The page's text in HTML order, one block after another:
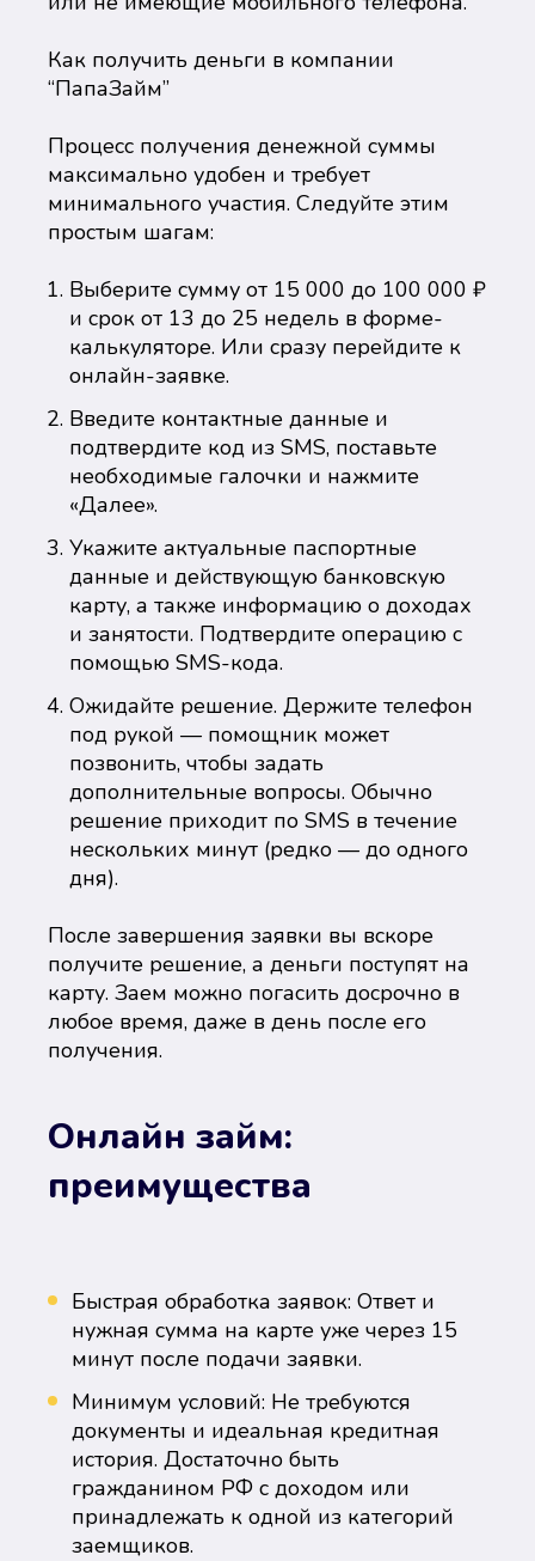
Как получить деньги в компании
“ПапаЗайм”
Процесс получения денежной суммы
максимально удобен и требует
минимального участия. Следуйте этим
простым шагам:
Выберите сумму от 15 000 до 100 000 ₽
и срок от 13 до 25 недель в форме-
калькуляторе. Или сразу перейдите к
онлайн-заявке.
Введите контактные данные и
подтвердите код из SMS, поставьте
необходимые галочки и нажмите
«Далее».
Укажите актуальные паспортные
данные и действующую банковскую
карту, а также информацию о доходах
и занятости. Подтвердите операцию с
помощью SMS-кода.
Ожидайте решение. Держите телефон
под рукой — помощник может
позвонить, чтобы задать
дополнительные вопросы. Обычно
решение приходит по SMS в течение
нескольких минут (редко — до одного
дня).
После завершения заявки вы вскоре
получите решение, а деньги поступят на
карту. Заем можно погасить досрочно в
любое время, даже в день после его
получения.
Онлайн займ:
преимущества
Быстрая обработка заявок: Ответ и
нужная сумма на карте уже через 15
минут после подачи заявки.
Минимум условий: Не требуются
документы и идеальная кредитная
история. Достаточно быть
гражданином РФ с доходом или
принадлежать к одной из категорий
заемщиков.